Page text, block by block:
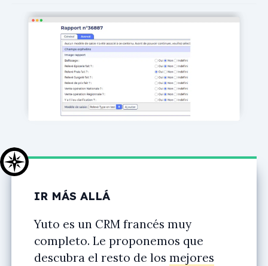
IR MÁS ALLÁ
Yuto es un CRM francés muy
completo. Le proponemos que
descubra el resto de los mejores